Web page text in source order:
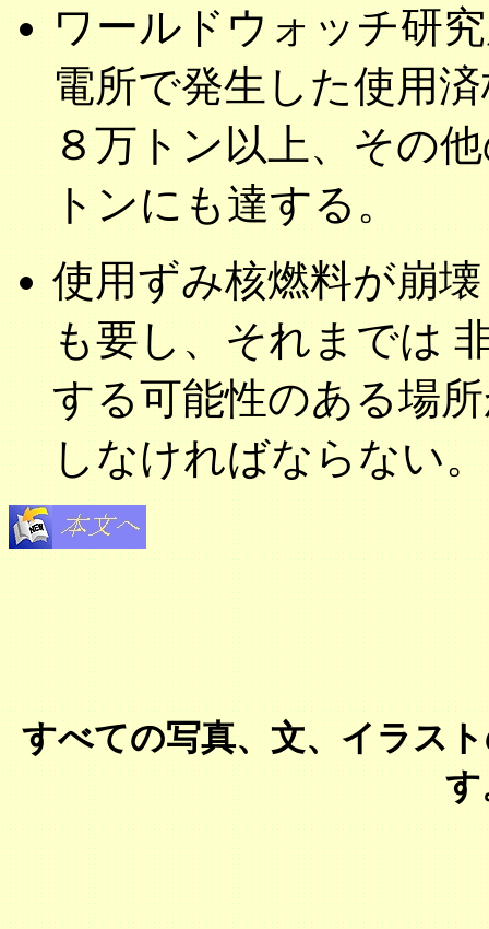
ワールドウォッチ研
電所で発生した使用
８万トン以上、その
トンにも達する。
使用ずみ核燃料が崩
も要し、それまでは
する可能性のある場
しなければならない。
すべての写真、文、イラス
す